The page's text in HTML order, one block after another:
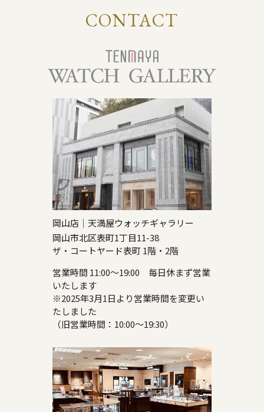
CONTACT
岡山店｜天満屋ウォッチギャラリー
岡山市北区表町1丁目11-38
ザ・コートヤード表町 1階・2階
営業時間 11:00～19:00 毎日休まず営業
いたします
※2025年3月1日より営業時間を変更い
たしました
（旧営業時間：10:00～19:30）